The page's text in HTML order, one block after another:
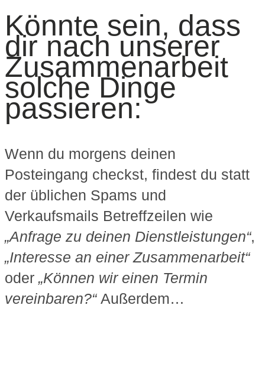
Könnte sein, dass
dir nach unserer
Zusammenarbeit
solche Dinge
passieren:
Wenn du morgens deinen
Posteingang checkst, findest du statt
der üblichen Spams und
Verkaufsmails Betreffzeilen wie
„Anfrage zu deinen Dienstleistungen“,
„Interesse an einer Zusammenarbeit“
oder „Können wir einen Termin
vereinbaren?“ Außerdem…